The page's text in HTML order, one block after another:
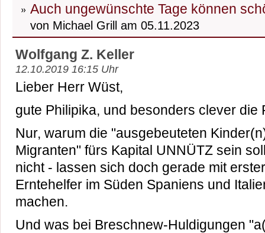
Auch ungewünschte Tage können
von Michael Grill am 05.11.2023
Wolfgang Z. Keller
12.10.2019 16:15 Uhr
Lieber Herr Wüst,
gute Philipika, und besonders clever die
Nur, warum die "ausgebeuteten
Migranten" fürs Kapital UNNÜTZ sein
nicht - lassen sich doch gerade mit
Erntehelfer im Süden Spaniens und
machen.
Und was bei Breschnew-Huldigungen